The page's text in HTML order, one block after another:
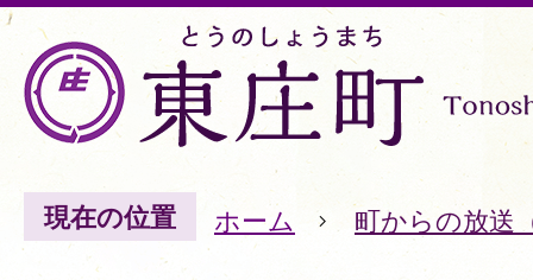
現在の位置 ホーム 町からの放送